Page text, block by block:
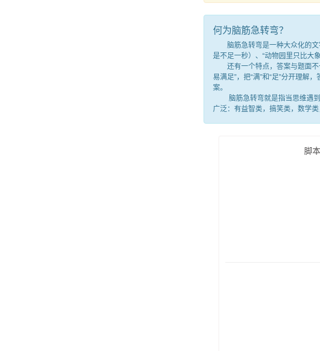
何为脑筋急转弯？
脑筋急转弯是一种大众化的文字
是不足一秒）、“动物园里只比大
还有一个特点，答案与题面不
易满足”，把“满”和“足”分开理解
案。
脑筋急转弯就是指当思维遇到
广泛：有益智类，搞笑类，数学
脚